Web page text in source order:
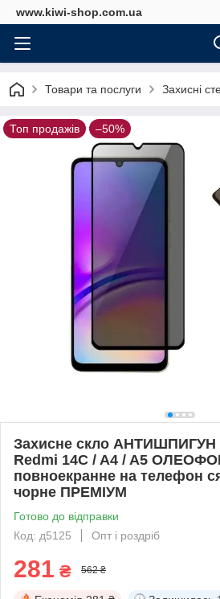
www.kiwi-shop.com.ua
Товари та послуги Захисні
Топ продажів –50%
Захисне скло АНТИШПИГУН
Redmi 14C / A4 / A5
повноекранне на телефон
чорне ПРЕМІУМ
Готово до відправки
Код: д5125
Опт і роздріб
281 ₴ 562 ₴